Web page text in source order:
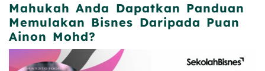
Mahukah Anda Dapatkan Panduan
Memulakan Bisnes Daripada Puan
Ainon Mohd?